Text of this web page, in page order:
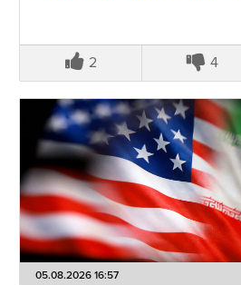
2 4
05.08.2026 16:57